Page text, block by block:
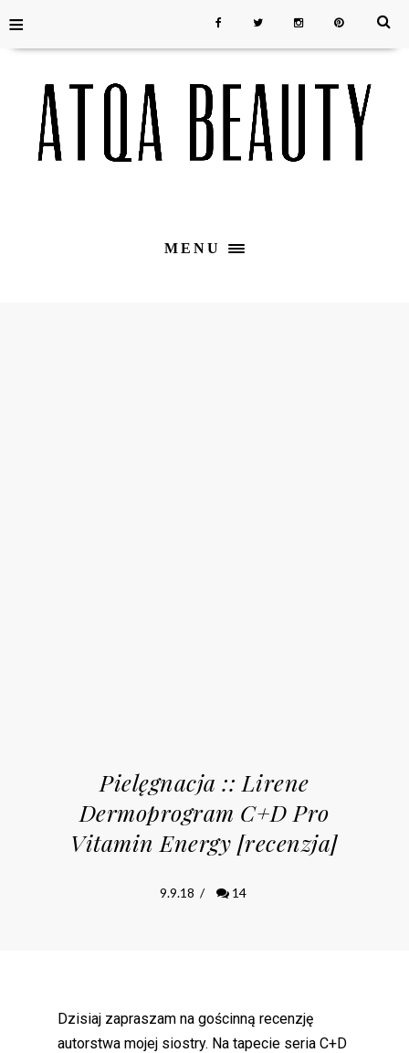
≡
MENU
Pielęgnacja :: Lirene
Dermoprogram C+D Pro
Vitamin Energy [recenzja]
9.9.18 / 14
Dzisiaj zapraszam na gościnną recenzję
autorstwa mojej siostry. Na tapecie seria C+D